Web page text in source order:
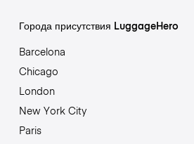
Города присутствия LuggageHero
Barcelona
Chicago
London
New York City
Paris